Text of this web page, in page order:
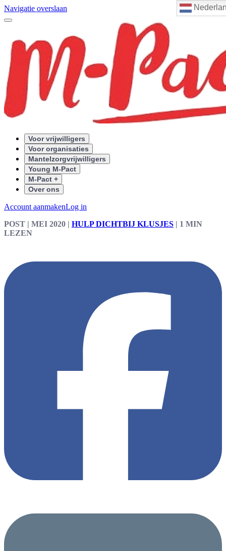
Navigatie overslaan
Voor vrijwilligers
Voor organisaties
Mantelzorgvrijwilligers
Young M-Pact
M-Pact +
Over ons
Account aanmakenLog in
POST | MEI 2020 | HULP DICHTBIJ KLUSJES | 1 MIN
LEZEN